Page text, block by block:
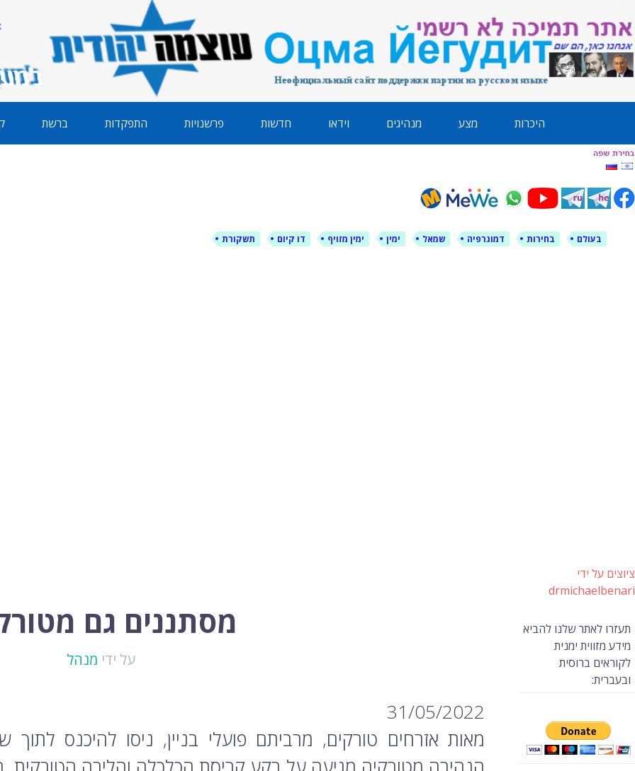
לימין עוצמה יהודית
היכרות מצע מנהיגים וידאו חדשות פרשנויות התפקדות ברשת
בעולם בחירות דמוגרפיה שמאל ימין ימין מזויף דו קיום תשקורת
מסתננים גם
על ידי מנהל
31/05/2022
מאות אזרחים טורקים, מרביתם פועלי בניין, ניסו להיכנס
ציוצים על ידי
drmichaelbenari
תעזרו לאתר שלנו להביא
מידע מזווית ימנית
לקוראים ברוסית
ובעברית: